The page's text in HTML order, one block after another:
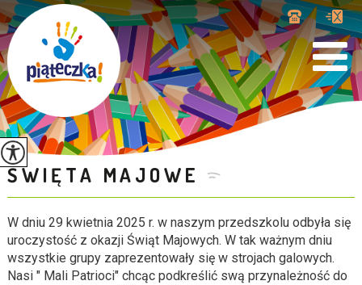
ŚWIĘTA MAJOWE
W dniu 29 kwietnia 2025 r. w naszym przedszkolu odbyła się
uroczystość z okazji Świąt Majowych. W tak ważnym dniu
wszystkie grupy zaprezentowały się w strojach galowych.
Nasi " Mali Patrioci" chcąc podkreślić swą przynależność do